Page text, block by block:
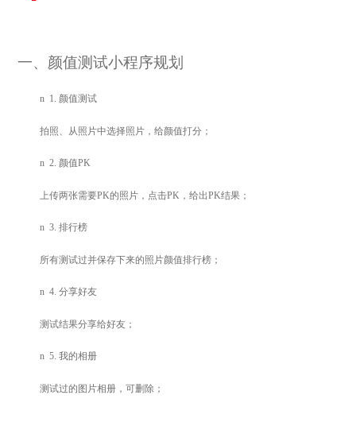
一、颜值测试小程序规划
n 1.颜值测试
拍照、从照片中选择照片，给颜值打分；
n 2.颜值PK
上传两张需要PK的照片，点击PK，给出PK结果；
n 3.排行榜
所有测试过并保存下来的照片颜值排行榜；
n 4.分享好友
测试结果分享给好友；
n 5.我的相册
测试过的图片相册，可删除；